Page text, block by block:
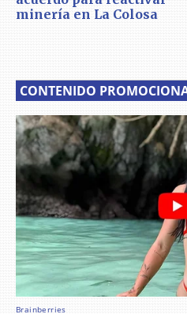
minería en La Colosa